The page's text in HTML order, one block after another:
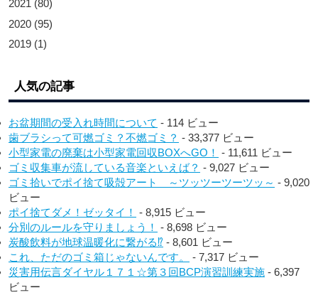
2021 (80)
2020 (95)
2019 (1)
人気の記事
お盆期間の受入れ時間について - 114 ビュー
歯ブラシって可燃ゴミ？不燃ゴミ？ - 33,377 ビュー
小型家電の廃棄は小型家電回収BOXへGO！ - 11,611 ビュー
ゴミ収集車が流している音楽といえば？ - 9,027 ビュー
ゴミ拾いでポイ捨て吸殻アート ～ツッツーツーツッ～ - 9,020
ビュー
ポイ捨てダメ！ゼッタイ！ - 8,915 ビュー
分別のルールを守りましょう！ - 8,698 ビュー
炭酸飲料が地球温暖化に繋がる⁉︎ - 8,601 ビュー
これ、ただのゴミ箱じゃないんです。
- 7,317 ビュー
災害用伝言ダイヤル１７１☆第３回BCP演習訓練実施 - 6,397
ビュー